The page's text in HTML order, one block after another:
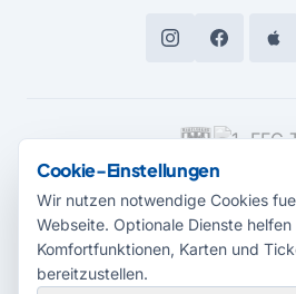
MEDIENPARTNER
Cookie-Einstellungen
Wir nutzen notwendige Cookies
Webseite. Optionale Dienste helfen
Komfortfunktionen, Karten und
bereitzustellen.